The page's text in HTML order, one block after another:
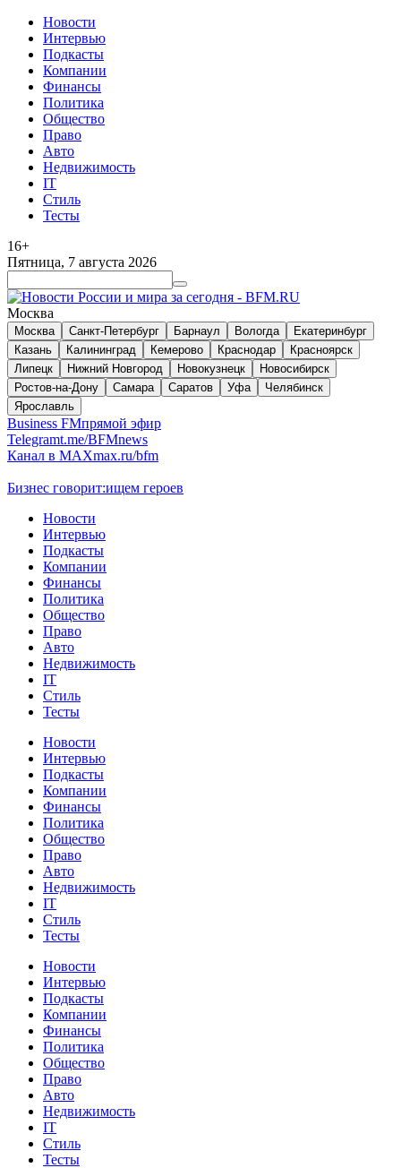
Новости
Интервью
Подкасты
Компании
Финансы
Политика
Общество
Право
Авто
Недвижимость
IT
Стиль
Тесты
16+
Пятница, 7 августа 2026
Москва
Москва Санкт-Петербург Барнаул Вологда
Екатеринбург
Казань
Калининград Кемерово Краснодар
Красноярск
Липецк
Нижний Новгород Новокузнецк
Новосибирск
Ростов-на-Дону
Самара Саратов Уфа
Челябинск
Ярославль
Business FMпрямой эфир
Telegramt.me/BFMnews
Канал в MAXmax.ru/bfm
Бизнес говорит:ищем героев
Новости
Интервью
Подкасты
Компании
Финансы
Политика
Общество
Право
Авто
Недвижимость
IT
Стиль
Тесты
Новости
Интервью
Подкасты
Компании
Финансы
Политика
Общество
Право
Авто
Недвижимость
IT
Стиль
Тесты
Новости
Интервью
Подкасты
Компании
Финансы
Политика
Общество
Право
Авто
Недвижимость
IT
Стиль
Тесты